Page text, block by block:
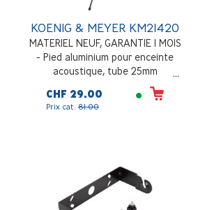
KOENIG & MEYER KM21420
MATERIEL NEUF, GARANTIE 1 MOIS
- Pied aluminium pour enceinte
acoustique, tube 25mm
CHF 29.00
Prix cat.81.00